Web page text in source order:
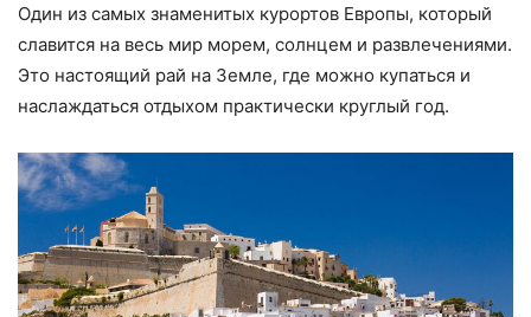
Один из самых знаменитых курортов Европы, который
славится на весь мир морем, солнцем и развлечениями.
Это настоящий рай на Земле, где можно купаться и
наслаждаться отдыхом практически круглый год.